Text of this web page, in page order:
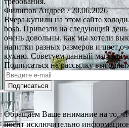
Филипов Андрей/ 20.06.2026
Вчера купили на этом сайте
bosh. Привезли на следующий день
очень довольны, как мы хотели
напитки разных размеров и цвет
кухню. Советуем данный магазин
Подписаться на рассылку
Подписаться
Обращаем Ваше внимание на то,
носит исключительно